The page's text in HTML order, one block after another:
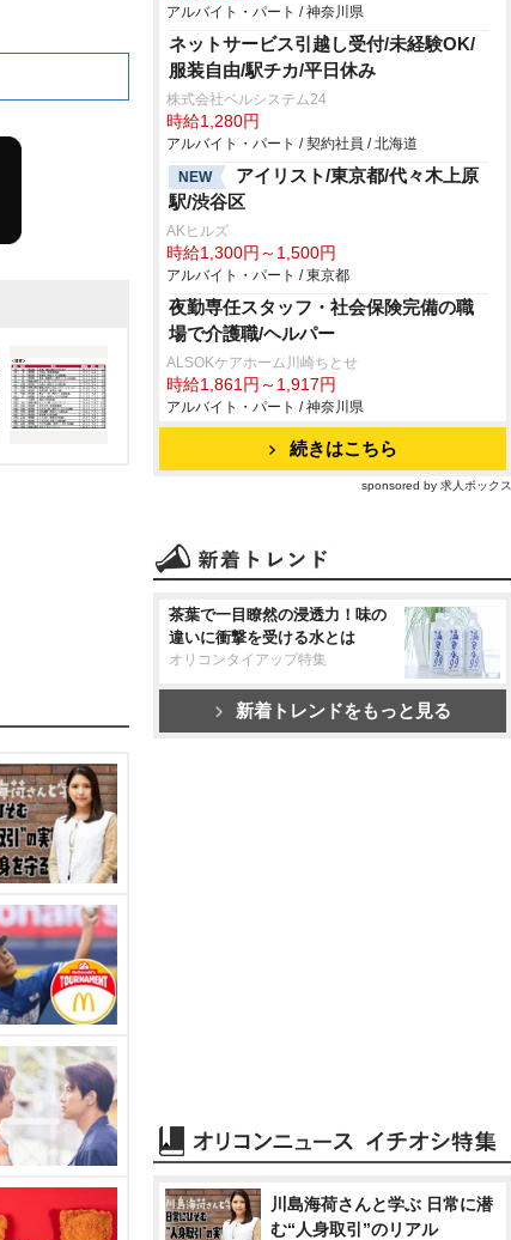
アルバイト・パート / 神奈川県
ネットサービス引越し受付/未経験OK/
服装自由/駅チカ/平日休み
株式会社ベルシステム24
時給1,280円
アルバイト・パート / 契約社員 / 北海道
NEW
アイリスト/東京都/代々木上原
駅/渋谷区
AKヒルズ
時給1,300円～1,500円
アルバイト・パート / 東京都
夜勤専任スタッフ・社会保険完備の職
場で介護職/ヘルパー
ALSOKケアホーム川崎ちとせ
時給1,861円～1,917円
アルバイト・パート / 神奈川県
続きはこちら
sponsored by 求人ボックス
茶葉で一目瞭然の浸透力！味の
違いに衝撃を受ける水とは
オリコンタイアップ特集
新着トレンドをもっと見る
川島海荷さんと学ぶ 日常に潜
む“人身取引”のリアル